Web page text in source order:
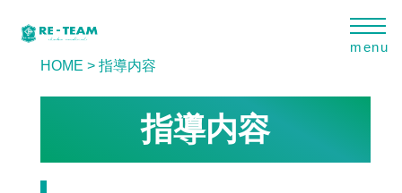
HOME > 指導内容
指導内容